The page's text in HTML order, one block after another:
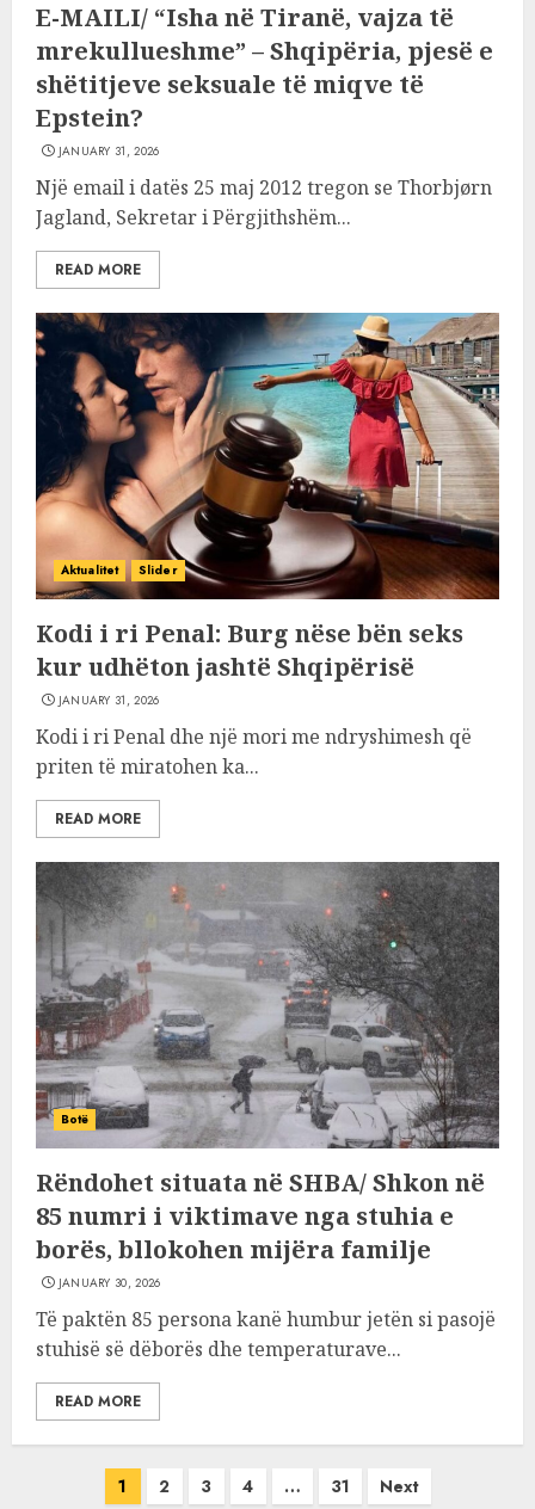
E-MAILI/ “Isha në Tiranë, vajza të
mrekullueshme” – Shqipëria, pjesë e
shëtitjeve seksuale të miqve të
Epstein?
JANUARY 31, 2026
Një email i datës 25 maj 2012 tregon se Thorbjørn
Jagland, Sekretar i Përgjithshëm...
READ MORE
Aktualitet Slider
Kodi i ri Penal: Burg nëse bën seks
kur udhëton jashtë Shqipërisë
JANUARY 31, 2026
Kodi i ri Penal dhe një mori me ndryshimesh që
priten të miratohen ka...
READ MORE
Botë
Rëndohet situata në SHBA/ Shkon në
85 numri i viktimave nga stuhia e
borës, bllokohen mijëra familje
JANUARY 30, 2026
Të paktën 85 persona kanë humbur jetën si pasojë
stuhisë së dëborës dhe temperaturave...
READ MORE
1 2 3 4 … 31 Next